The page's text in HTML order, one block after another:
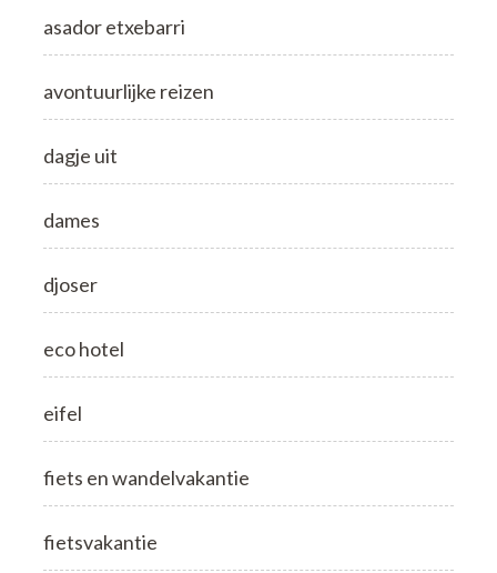
asador etxebarri
avontuurlijke reizen
dagje uit
dames
djoser
eco hotel
eifel
fiets en wandelvakantie
fietsvakantie